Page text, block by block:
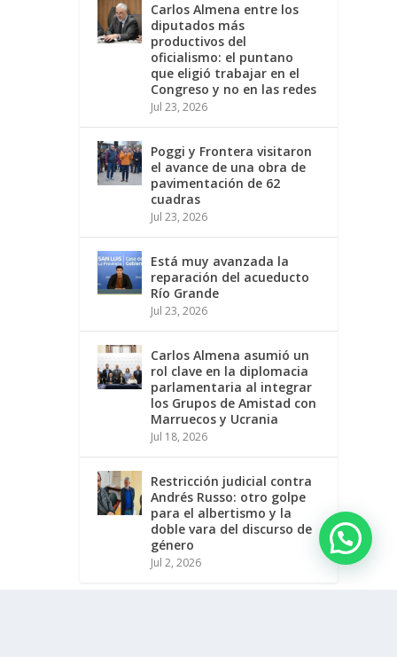
Carlos Almena entre los
diputados más
productivos del
oficialismo: el puntano
que eligió trabajar en el
Congreso y no en las redes
Jul 23, 2026
Poggi y Frontera visitaron
el avance de una obra de
pavimentación de 62
cuadras
Jul 23, 2026
Está muy avanzada la
reparación del acueducto
Río Grande
Jul 23, 2026
Carlos Almena asumió un
rol clave en la diplomacia
parlamentaria al integrar
los Grupos de Amistad con
Marruecos y Ucrania
Jul 18, 2026
Restricción judicial contra
Andrés Russo: otro golpe
para el albertismo y la
doble vara del discurso de
género
Jul 2, 2026